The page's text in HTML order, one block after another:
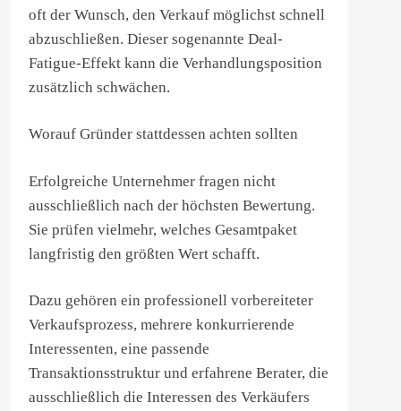
oft der Wunsch, den Verkauf möglichst schnell
abzuschließen. Dieser sogenannte Deal-
Fatigue-Effekt kann die Verhandlungsposition
zusätzlich schwächen.
Worauf Gründer stattdessen achten sollten
Erfolgreiche Unternehmer fragen nicht
ausschließlich nach der höchsten Bewertung.
Sie prüfen vielmehr, welches Gesamtpaket
langfristig den größten Wert schafft.
Dazu gehören ein professionell vorbereiteter
Verkaufsprozess, mehrere konkurrierende
Interessenten, eine passende
Transaktionsstruktur und erfahrene Berater, die
ausschließlich die Interessen des Verkäufers